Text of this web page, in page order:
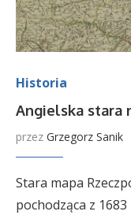
Historia
Angielska stara
przez Grzegorz Sanik
Stara mapa
pochodząca z